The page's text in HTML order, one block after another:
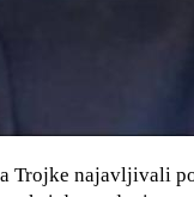
Trojke najavljivali